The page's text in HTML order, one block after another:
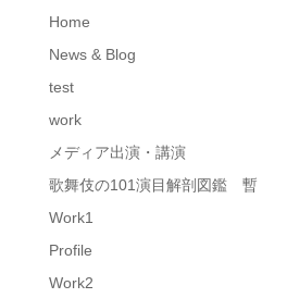
Home
News & Blog
test
work
メディア出演・講演
歌舞伎の101演目解剖図鑑 暫
Work1
Profile
Work2